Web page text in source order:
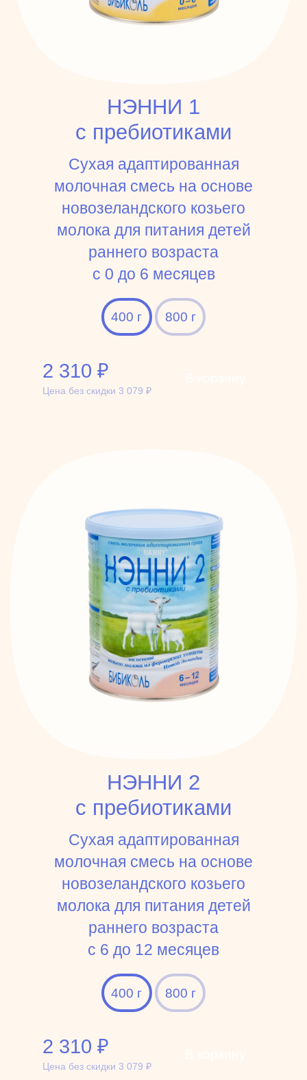
НЭННИ 1
с пребиотиками
Сухая адаптированная
молочная смесь на основе
новозеландского козьего
молока для питания детей
раннего возраста
c 0 до 6 месяцев
400 г 800 г
2 310 ₽
Цена без скидки 3 079 ₽
НЭННИ 2
с пребиотиками
Сухая адаптированная
молочная смесь на основе
новозеландского козьего
молока для питания детей
раннего возраста
c 6 до 12 месяцев
400 г 800 г
2 310 ₽
Цена без скидки 3 079 ₽